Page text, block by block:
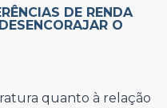
DE RENDA
O
quanto à relação